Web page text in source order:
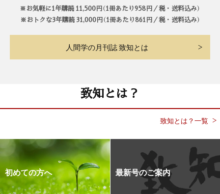
※お気軽に1年購読 11,500円（1冊あたり958円／税・送料込み）
※おトクな3年購読 31,000円（1冊あたり861円／税・送料込み）
人間学の月刊誌 致知とは
致知とは？
致知とは？一覧
初めての方へ 最新号のご案内